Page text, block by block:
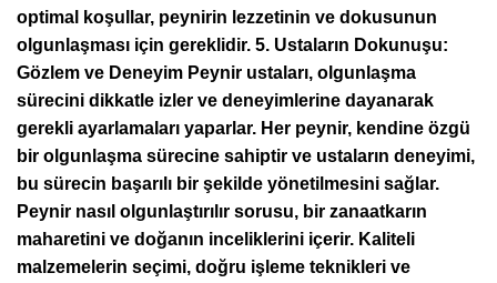
optimal koşullar, peynirin lezzetinin ve dokusunun
olgunlaşması için gereklidir. 5. Ustaların Dokunuşu:
Gözlem ve Deneyim Peynir ustaları, olgunlaşma
sürecini dikkatle izler ve deneyimlerine dayanarak
gerekli ayarlamaları yaparlar. Her peynir, kendine özgü
bir olgunlaşma sürecine sahiptir ve ustaların deneyimi,
bu sürecin başarılı bir şekilde yönetilmesini sağlar.
Peynir nasıl olgunlaştırılır sorusu, bir zanaatkarın
maharetini ve doğanın inceliklerini içerir. Kaliteli
malzemelerin seçimi, doğru işleme teknikleri ve